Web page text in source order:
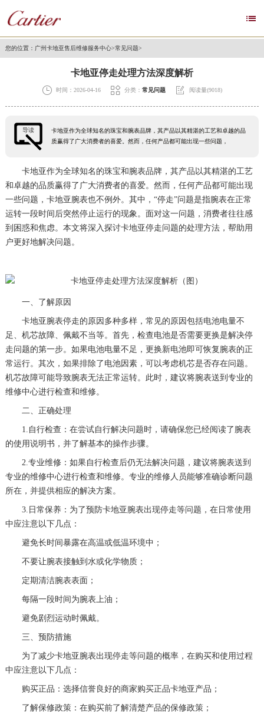

您的位置： 广州卡地亚售后维修服务中心>常见问题>
卡地亚停走处理方法深度解析
 时间：2026-04-16  分类： 常见问题  阅读量(9018)
导读
卡地亚作为全球知名的珠宝和腕表品牌，其产品以其精湛的工艺和卓越的品
质赢得了广大消费者的喜爱。然而，任何产品都可能出现一些问题，
卡地亚作为全球知名的珠宝和腕表品牌，其产品以其精湛的工艺
和卓越的品质赢得了广大消费者的喜爱。然而，任何产品都可能出现
一些问题，卡地亚腕表也不例外。其中，“停走”问题是指腕表在正常
运转一段时间后突然停止运行的现象。面对这一问题，消费者往往感
到困惑和焦虑。本文将深入探讨卡地亚停走问题的处理方法，帮助用
户更好地解决问题。
一、了解原因
卡地亚腕表停走的原因多种多样，常见的原因包括电池电量不
足、机芯故障、佩戴不当等。首先，检查电池是否需要更换是解决停
走问题的第一步。如果电池电量不足，更换新电池即可恢复腕表的正
常运行。其次，如果排除了电池因素，可以考虑机芯是否存在问题。
机芯故障可能导致腕表无法正常运转。此时，建议将腕表送到专业的
维修中心进行检查和维修。
二、正确处理
1.自行检查：在尝试自行解决问题时，请确保您已经阅读了腕表
的使用说明书，并了解基本的操作步骤。
2.专业维修：如果自行检查后仍无法解决问题，建议将腕表送到
专业的维修中心进行检查和维修。专业的维修人员能够准确诊断问题
所在，并提供相应的解决方案。
3.日常保养：为了预防卡地亚腕表出现停走等问题，在日常使用
中应注意以下几点：
避免长时间暴露在高温或低温环境中；
不要让腕表接触到水或化学物质；
定期清洁腕表表面；
每隔一段时间为腕表上油；
避免剧烈运动时佩戴。
三、预防措施
为了减少卡地亚腕表出现停走等问题的概率，在购买和使用过程
中应注意以下几点：
购买正品：选择信誉良好的商家购买正品卡地亚产品；
了解保修政策：在购买前了解清楚产品的保修政策；